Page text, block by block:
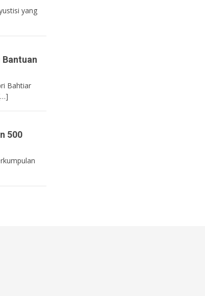
yang
Bantuan
Bahtiar
500